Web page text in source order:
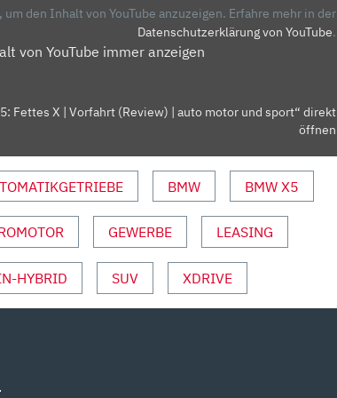
den Inhalt von YouTube anzuzeigen. Erfahre mehr in der
Datenschutzerklärung von YouTube.
von YouTube immer anzeigen
Fettes X | Vorfahrt (Review) | auto motor und sport“ direkt
öffnen
BMW BMW X5
GEWERBE LEASING
HYBRID SUV XDRIVE